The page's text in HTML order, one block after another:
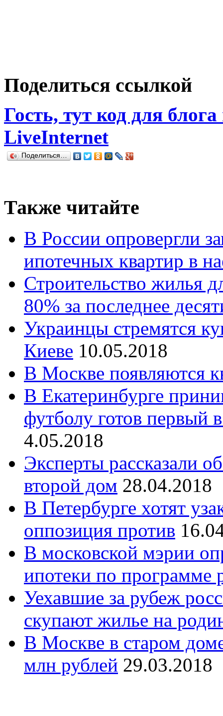
Поделиться ссылкой
Гость, тут код для
LiveInternet
Поделиться…
Также читайте
В России опровергли
ипотечных квартир в
Строительство жилья
80% за последнее
Украинцы стремятся
Киеве 10.05.2018
В Москве появляются
В Екатеринбурге
футболу готов первый
4.05.2018
Эксперты рассказали
второй дом 28.04.2018
В Петербурге хотят
оппозиция против
В московской мэрии
ипотеки по программе
Уехавшие за рубеж
скупают жилье на
В Москве в старом
млн рублей 29.03.2018